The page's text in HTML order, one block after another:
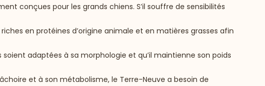
conçues pour les grands chiens. S’il souffre de sensibilités
en protéines d’origine animale et en matières grasses afin
adaptées à sa morphologie et qu’il maintienne son poids
et à son métabolisme, le Terre-Neuve a besoin de